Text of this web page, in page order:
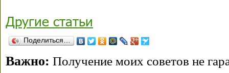
Другие статьи
Поделиться…
Важно: Получение моих советов не